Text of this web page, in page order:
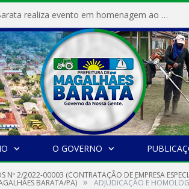
Prefeitura de Magalhães Barata realiza evento em homenagem ao Dia Internacional da Mulher
O GOVERNO
Nº 2/2022-00003 (CONTRATAÇÃO DE EMPRESA
BARATA/PA) » ADJUDICAÇÃO E